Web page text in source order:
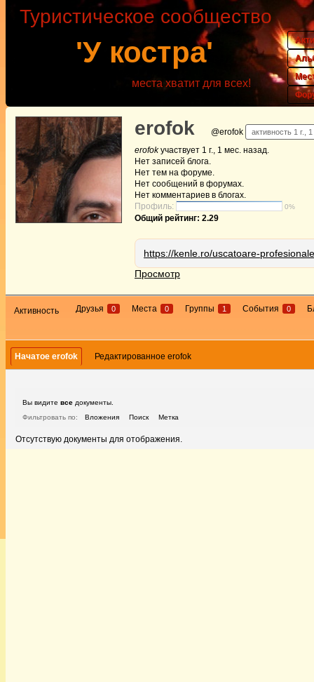
'У костра'
Туристическое сообщество
места хватит для всех!
erofok @erofok активность 1 г.,
erofokучаствует 1 г., 1 мес. назад.
Нет записей блога.
Нет тем на форуме.
Нет сообщений в форумах.
Нет комментариев в блогах.
Профиль:
0%
Общий рейтинг: 2.29
https://kenle.ro/uscatoare-profesionale
Просмотр
Активность Друзья 0 Места 0 Группы 1 События 0
Начатое erofok Редактированное erofok
Вы видите все документы.
Фильтровать по:
Вложения Поиск Метка
Отсутствую документы для отображения.